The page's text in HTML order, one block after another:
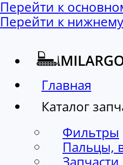
Перейти к
Перейти к
Главная
Каталог
Фильтры
Пальцы,